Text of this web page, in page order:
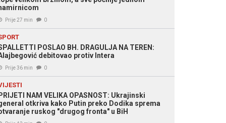
Prije 27 min 0
POSLAO BH. DRAGULJA NA TEREN:
debitovao protiv Intera
Prije 36 min 0
NAM VELIKA OPASNOST: Ukrajinski
otkriva kako Putin preko Dodika sprema
ruskog "drugog fronta" u BiH